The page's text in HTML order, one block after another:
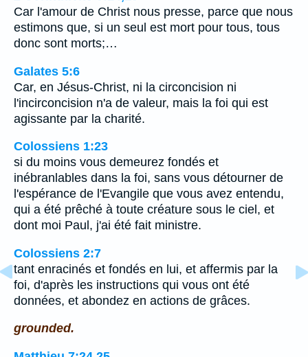
Car l'amour de Christ nous presse, parce que nous
estimons que, si un seul est mort pour tous, tous
donc sont morts;…
Galates 5:6
Car, en Jésus-Christ, ni la circoncision ni
l'incirconcision n'a de valeur, mais la foi qui est
agissante par la charité.
Colossiens 1:23
si du moins vous demeurez fondés et
inébranlables dans la foi, sans vous détourner de
l'espérance de l'Evangile que vous avez entendu,
qui a été prêché à toute créature sous le ciel, et
dont moi Paul, j'ai été fait ministre.
Colossiens 2:7
tant enracinés et fondés en lui, et affermis par la
foi, d'après les instructions qui vous ont été
données, et abondez en actions de grâces.
grounded.